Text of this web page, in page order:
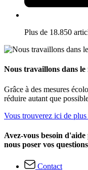
Plus de 18.850
Nous travaillons dans
Grâce à des mesures
réduire autant que
Vous trouverez ici de
Avez-vous besoin
nous poser vos
Contact